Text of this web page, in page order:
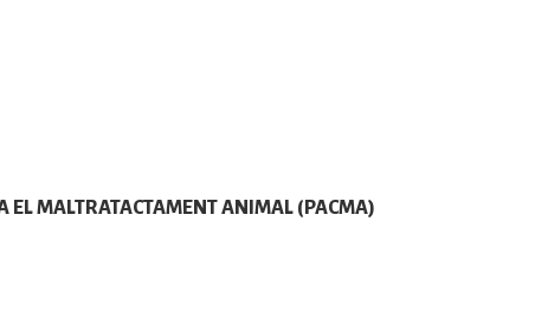
EL MALTRATACTAMENT ANIMAL (PACMA)